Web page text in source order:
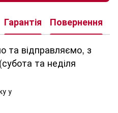
Гарантія Повернення
та відправляємо, з
та неділя
у